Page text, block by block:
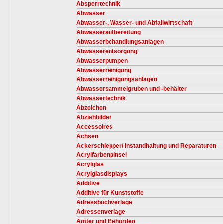
Absperrtechnik
Abwasser
Abwasser-, Wasser- und Abfallwirtschaft
Abwasseraufbereitung
Abwasserbehandlungsanlagen
Abwasserentsorgung
Abwasserpumpen
Abwasserreinigung
Abwasserreinigungsanlagen
Abwassersammelgruben und -behälter
Abwassertechnik
Abzeichen
Abziehbilder
Accessoires
Achsen
Ackerschlepper/ Instandhaltung und Reparaturen
Acrylfarbenpinsel
Acrylglas
Acrylglasdisplays
Additive
Additive für Kunststoffe
Adressbuchverlage
Adressenverlage
Ämter und Behörden